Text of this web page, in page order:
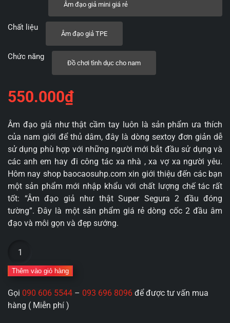
Âm đạo giả mini giá rẻ
Chất liệu
Âm đạo giả TPE
Chức năng
Đồ chơi tình dục cho nam
550.000₫
Âm đạo giả như thật cầm tay luôn là sản phẩm ưa thích
của nam giới để thủ dâm, đây là dòng sextoy đơn giản dễ
sử dụng phù hợp với những người mới bắt đầu sử dụng và
các anh em hay đi công tác xa nhà , xa vợ xa người yêu.
Hôm nay shop baocaosuhp.com xin giới thiệu đến các bạn
một sản phẩm mới nhập khẩu với chất lượng chế tác rất
tốt: “Âm đạo giả như thật Super Segura 2 đầu đóng
tường”. Đây là một sản phẩm giá rẻ dòng cốc 2 đầu âm
đạo và môi gọn và đẹp sướng.
đạo
giả
thật
Super
Thêm vào giỏ hàng
Gọi 090 606 5544 – 093 696 8096 để được tư vấn mua
hàng ( Miễn phí )